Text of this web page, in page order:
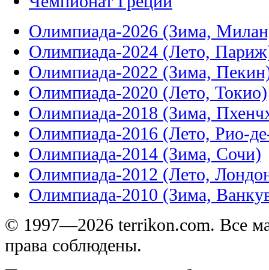
Олимпиада-2024 (Лето,
Олимпиада-2022 (Зима,
Олимпиада-2020 (Лето, Токио)
Олимпиада-2018 (Зима,
Олимпиада-2016 (Лето, Рио-
Олимпиада-2014 (Зима, Сочи)
Олимпиада-2012 (Лето,
Олимпиада-2010 (Зима,
права соблюдены.